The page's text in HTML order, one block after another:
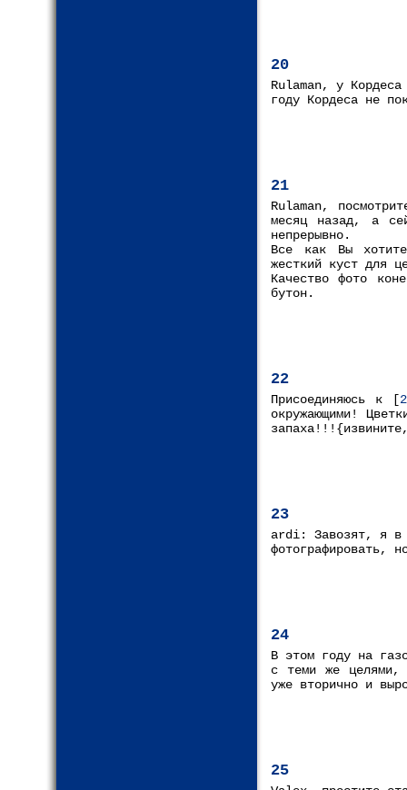
20
Rulaman, у
году Кордеса не
21
Rulaman,
месяц назад, а
непрерывно.
Все как Вы
жесткий куст для
Качество фото
бутон.
22
Присоединяюсь к [
окружающими!
23
ardi: Завозят, я в
фотографировать,
24
В этом году на
с теми же целями,
уже вторично и
25